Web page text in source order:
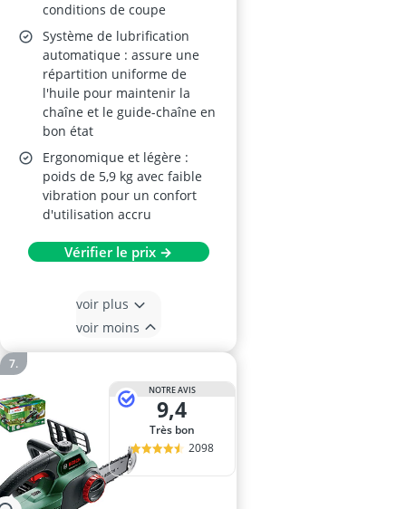
conditions de coupe
Système de lubrification
automatique : assure une
répartition uniforme de
l'huile pour maintenir la
chaîne et le guide-chaîne en
bon état
Ergonomique et légère :
poids de 5,9 kg avec faible
vibration pour un confort
d'utilisation accru
Vérifier le prix →
voir plus
voir moins
NOTRE AVIS
9,4
Très bon
2098